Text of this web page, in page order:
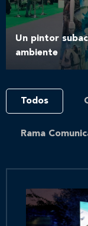
Un pintor
ambiente
Todos
Rama